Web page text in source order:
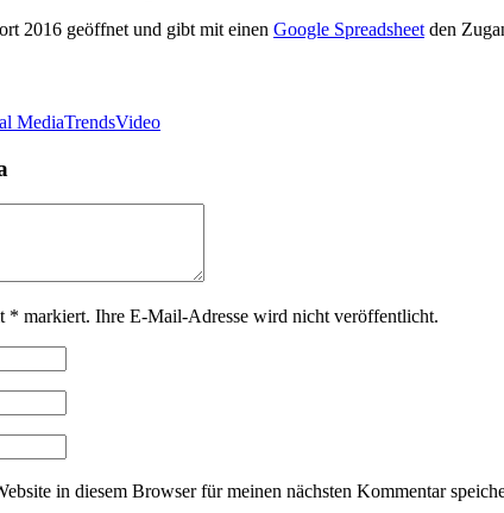
2016 geöffnet und gibt mit einen Google Spreadsheet den
MediaTrendsVideo
* markiert. Ihre E-Mail-Adresse wird nicht veröffentlicht.
in diesem Browser für meinen nächsten Kommentar